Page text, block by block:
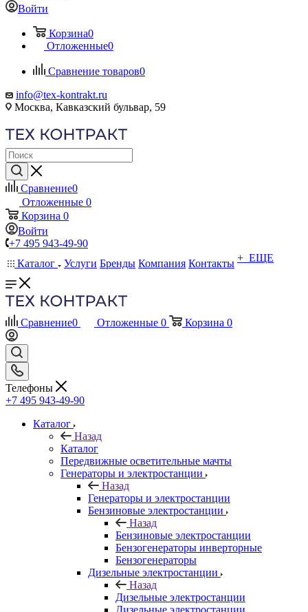
Войти
Корзина0
Отложенные0
Сравнение товаров0
info@tex-kontrakt.ru
Москва, Кавказский бульвар, 59
Сравнение0
Отложенные 0
Корзина 0
Войти
+7 495 943-49-90
Каталог
Услуги Бренды Компания Контакты + ЕЩЕ
Сравнение0 Отложенные 0 Корзина 0
Телефоны
+7 495 943-49-90
Каталог
Назад
Каталог
Передвижные осветительные мачты
Генераторы и электростанции
Назад
Генераторы и электростанции
Бензиновые электростанции
Назад
Бензиновые электростанции
Бензогенераторы инверторные
Бензогенераторы
Дизельные электростанции
Назад
Дизельные электростанции
Дизельные электростанции